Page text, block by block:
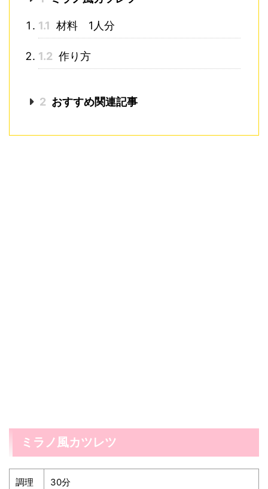
1.1 材料 1人分
1.2 作り方
2 おすすめ関連記事
ミラノ風カツレツ
調理
30分